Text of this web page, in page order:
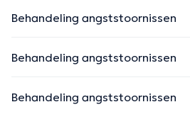
Behandeling angststoornissen
Behandeling angststoornissen
Behandeling angststoornissen